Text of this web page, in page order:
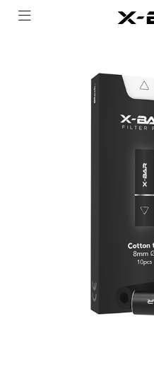
BIENVENIDO A X-BAR.CO
ABONNEMENTS
CONTACTA CON
PREGUNTAS MÁS
CONVIÉRTASE EN UN